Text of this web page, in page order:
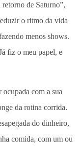
de Saturno”,
o ritmo da vida
menos shows.
fiz o meu papel, e
com a sua
da rotina corrida.
do dinheiro,
comida, com um ou